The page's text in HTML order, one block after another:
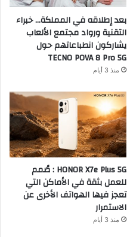
بعد إطلاقه في المملكة… خبراء
التقنية ورواد مجتمع الألعاب
يشاركون انطباعاتهم حول
TECNO POVA 8 Pro 5G
منذ 3 أيام
HONOR X7e Plus 5G : صُمم
للعمل بثقة في الأماكن التي
تعجز فيها الهواتف الأخرى عن
الاستمرار
منذ 3 أيام